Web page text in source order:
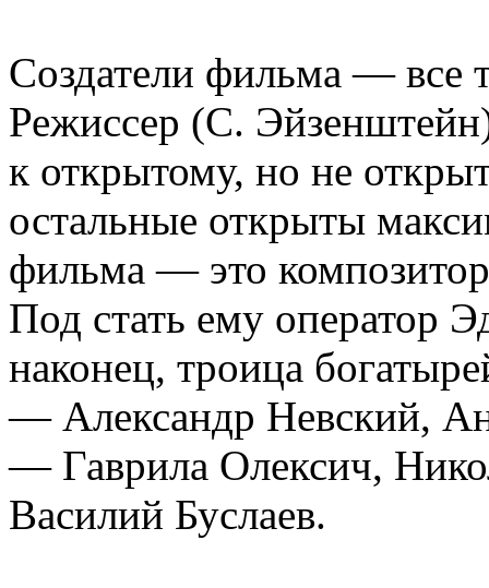
Создатели фильма — все
Режиссер (С.
к открытому, но не
остальные открыты
фильма — это
Под стать ему оператор
наконец, троица
— Александр Невский,
— Гаврила Олексич,
Василий Буслаев.